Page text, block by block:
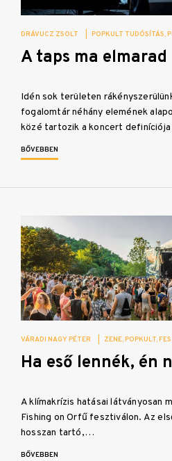
DRÁVUCZ ZSOLT POPKULT TUDÓSÍTÁS
A taps ma elmarad
Idén sok területen
fogalomtár néhány elemének
közé tartozik a koncert
BŐVEBBEN
VÁRADI NAGY PÉTER ZENE POPKULT
Ha eső lennék, én
A klímakrízis hatásai látványosan
Fishing on Orfű fesztiválon. Az
hosszan tartó,…
BŐVEBBEN